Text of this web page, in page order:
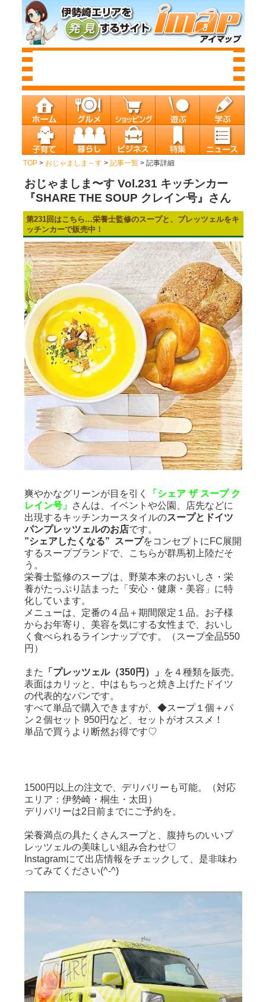
TOP> おじゃましま～す> 記事一覧> 記事詳細
おじゃましま〜す Vol.231 キッチンカー
『SHARE THE SOUP クレイン号』さん
第231回はこちら…栄養士監修のスープと、プレッツェルをキ
ッチンカーで販売中！
爽やかなグリーンが目を引く
「シェア ザ スープ ク
レイン号」 さんは、イベントや公園、店先などに
出現するキッチンカースタイルのスープとドイツ
パンプレッツェルのお店です。
”シェアしたくなる” スープをコンセプトにFC展開
するスープブランドで、こちらが群馬初上陸だそ
う。
栄養士監修のスープは、野菜本来のおいしさ・栄
養がたっぷり詰まった「安心・健康・美容」に特
化しています。
メニューは、定番の４品＋期間限定１品。お子様
からお年寄り、美容を気にする女性まで、おいし
く食べられるラインナップです。（スープ全品550
円）
また 「プレッツェル（350円）」
を４種類を販売。
表面はカリッと、中はもちっと焼き上げたドイツ
の代表的なパンです。
すべて単品で購入できますが、◆スープ１個＋パ
ン２個セット 950円など、セットがオススメ！
単品で買うより断然お得です♡
1500円以上の注文で、デリバリーも可能。（対応
エリア：伊勢崎・桐生・太田）
デリバリーは2日前までにご予約を。
栄養満点の具たくさんスープと、腹持ちのいいプ
レッツェルの美味しい組み合わせ♡
Instagramにて出店情報をチェックして、是非味わ
ってみてください(^-^)